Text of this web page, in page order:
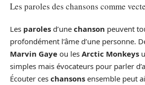
Les paroles des chansons comme
Les paroles d’une chanson peuvent
profondément l’âme d’une personne.
Marvin Gaye ou les Arctic Monkeys
simples mais évocateurs pour parler
Écouter ces chansons ensemble peut